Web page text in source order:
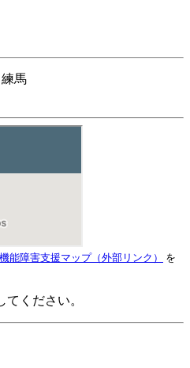
馬
能障害支援マップ（外部リンク）
を
ください。